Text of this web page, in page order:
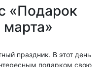
«Подарок
праздник. В этот день
подарком свою